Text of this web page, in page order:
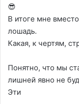
😎
В итоге мне
лошадь.
Какая, к чертям,
Понятно, что мы
лишней явно не
Эти